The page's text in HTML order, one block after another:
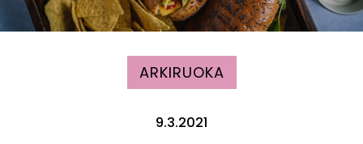
ARKIRUOKA
9.3.2021